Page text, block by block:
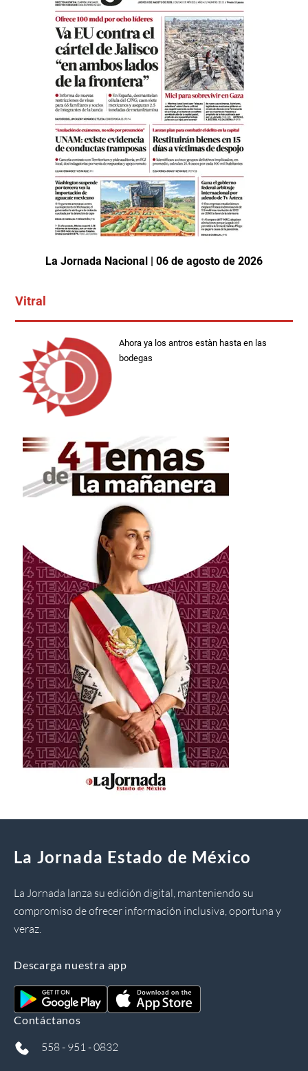
La Jornada Nacional | 06 de agosto de 2026
Vitral
Ahora ya los antros estàn hasta en las
bodegas
La Jornada Estado de México
La Jornada lanza su edición digital, manteniendo su
compromiso de ofrecer información inclusiva, oportuna y
veraz.
Descarga nuestra app
Contáctanos
558 - 951 - 0832